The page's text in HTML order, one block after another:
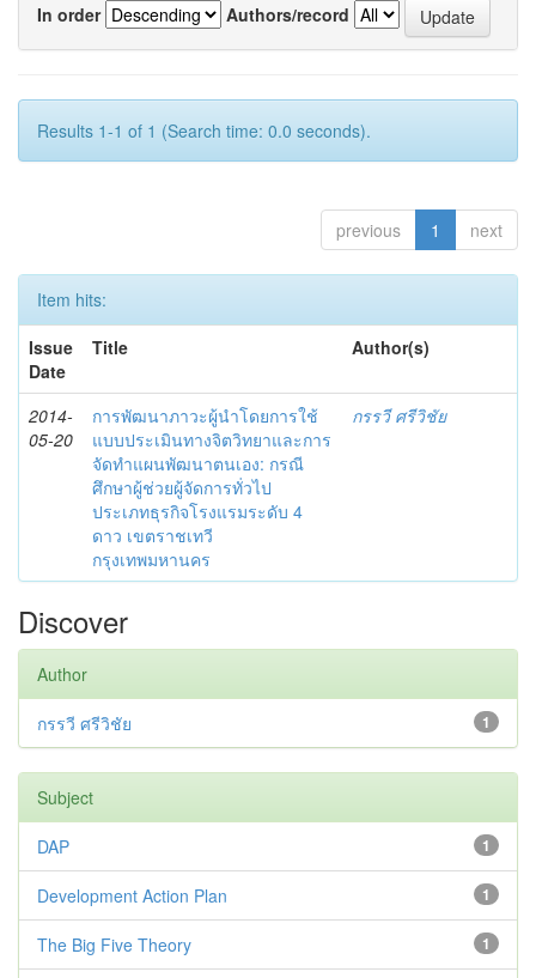
In order
Authors/record
Results 1-1 of 1 (Search time: 0.0 seconds).
previous 1 next
Item hits:
Issue
Date
Title Author(s)
2014-
05-20
การพัฒนาภาวะผู้นำโดยการใช้
แบบประเมินทางจิตวิทยาและการ
จัดทำแผนพัฒนาตนเอง: กรณี
ศึกษาผู้ช่วยผู้จัดการทั่วไป
ประเภทธุรกิจโรงแรมระดับ 4
ดาว เขตราชเทวี
กรุงเทพมหานคร
กรรวี ศรีวิชัย
Discover
Author
1
กรรวี ศรีวิชัย
Subject
1
DAP
1
Development Action Plan
1
The Big Five Theory